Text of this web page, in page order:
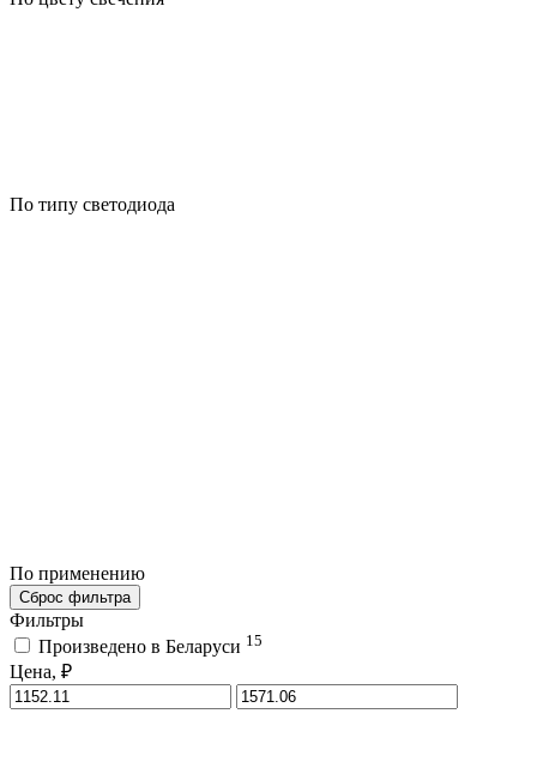
По типу светодиода
По применению
Сброс фильтра
Фильтры
Произведено в Беларуси 15
Цена, ₽